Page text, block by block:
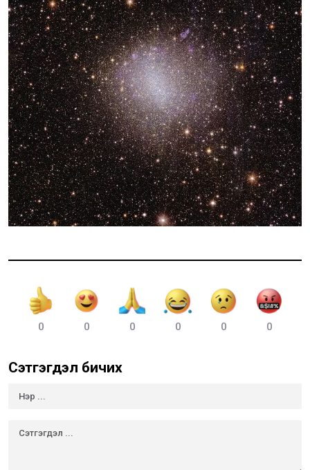
0 0 0 0 0 0
Сэтгэгдэл бичих